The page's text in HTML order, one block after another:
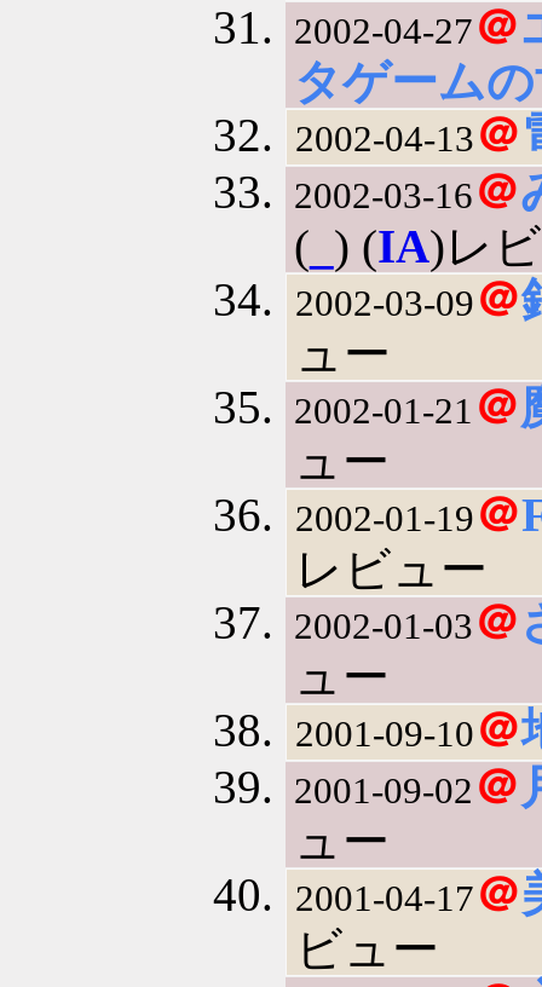
2002-04-27＠
タゲーム
2002-04-13＠
2002-03-16＠
( ) (IA)レ
2002-03-09＠
ュー
2002-01-21 ＠
ュー
2002-01-19＠
レビュー
2002-01-03＠
ュー
2001-09-10＠
2001-09-02 ＠
ュー
2001-04-17＠
ビュー